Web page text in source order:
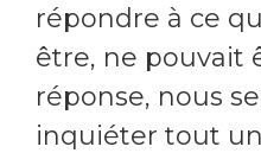
répondre à ce
être, ne pouvait
réponse, nous
inquiéter tout